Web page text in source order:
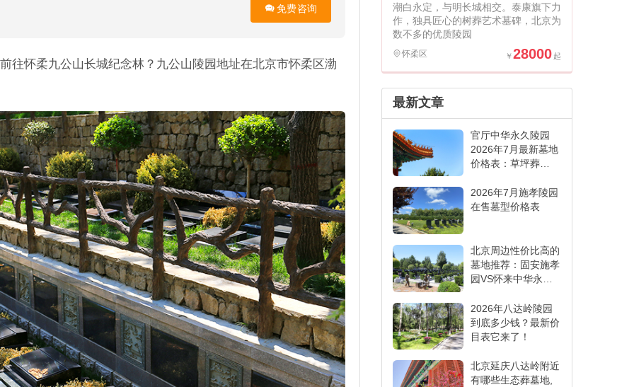
免费咨询
往怀柔九公山长城纪念林？九公山陵园地址在北京市怀柔区渤
潮白永定，与明长城相交。泰康旗下力
作，独具匠心的树葬艺术墓碑，北京为
数不多的优质陵园
怀柔区 28000
最新文章
官厅中华永久陵园
2026年7月最新墓地
价格表：草坪葬
表看懂
2026年7月施孝陵园
在售墓型价格表
北京周边性价比高的
墓地推荐：固安施孝
园VS怀来中华永久
2026年八达岭陵园
到底多少钱？最新价
目表它来了！
北京延庆八达岭附近
有哪些生态葬墓地,